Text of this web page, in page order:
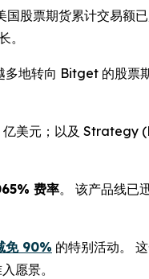
国股票期货累计交易额
。
地转向 Bitget 的股票
美元；以及 Strategy
费率。 该产品线已
免 90% 的特别活动。
愿景。